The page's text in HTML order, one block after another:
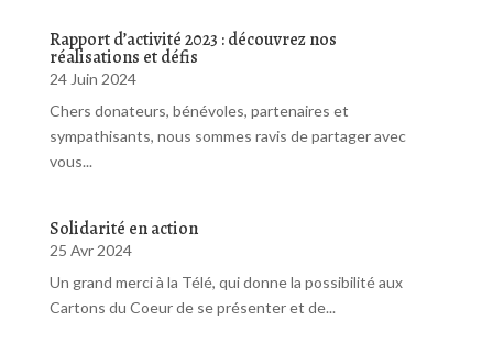
Rapport d’activité 2023 : découvrez nos
réalisations et défis
24 Juin 2024
Chers donateurs, bénévoles, partenaires et
sympathisants, nous sommes ravis de partager avec
vous...
Solidarité en action
25 Avr 2024
Un grand merci à la Télé, qui donne la possibilité aux
Cartons du Coeur de se présenter et de...